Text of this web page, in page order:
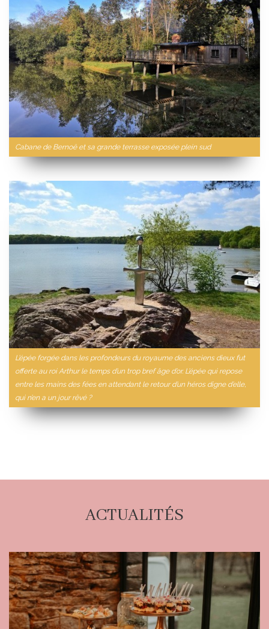
Cabane de Bernoë et sa grande terrasse exposée plein sud
L’épée forgée dans les profondeurs du royaume des anciens dieux fut
offerte au roi Arthur le temps d’un trop bref âge d’or. L’épée qui repose
entre les mains des fées en attendant le retour d’un héros digne d’elle,
qui n’en a un jour rêvé ?
ACTUALITÉS